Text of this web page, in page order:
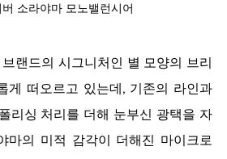
소라야마 모노밸런시어
랜드의 시그니처인 별 모양의 브리
게 떠오르고 있는데, 기존의 라인과
리싱 처리를 더해 눈부신 광택을 자
마의 미적 감각이 더해진 마이크로